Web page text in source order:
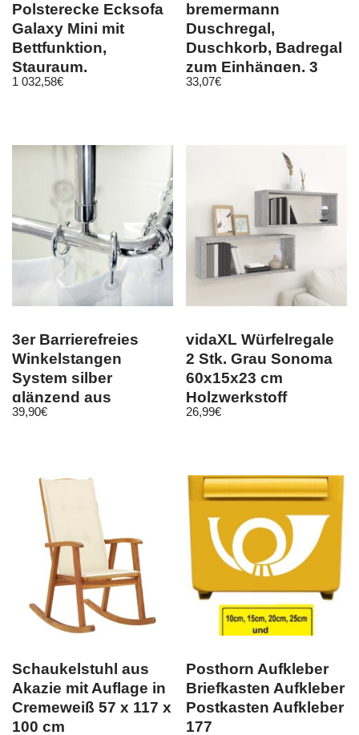
Polsterecke Ecksofa
Galaxy Mini mit
Bettfunktion,
Stauraum,
verstellbaren
1 032,58€
bremermann
Duschregal,
Duschkorb, Badregal
zum Einhängen, 3
Körbe, schwarz
33,07€
3er Barrierefreies
Winkelstangen
System silber
glänzend aus
Aluminium inkl. D…
39,90€
vidaXL Würfelregale
2 Stk. Grau Sonoma
60x15x23 cm
Holzwerkstoff
26,99€
Schaukelstuhl aus
Akazie mit Auflage in
Cremeweiß 57 x 117 x
100 cm
Posthorn Aufkleber
Briefkasten Aufkleber
Postkasten Aufkleber
177